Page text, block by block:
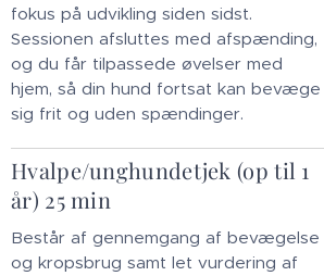
fokus på udvikling siden sidst.
Sessionen afsluttes med afspænding,
og du får tilpassede øvelser med
hjem, så din hund fortsat kan bevæge
sig frit og uden spændinger.
Hvalpe/unghundetjek (op til 1
år) 25 min
Består af gennemgang af bevægelse
og kropsbrug samt let vurdering af